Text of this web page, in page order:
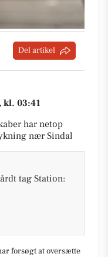
Del artikel
kl. 03:41
har netop
nær Sindal
tag Station:
forsøgt at oversætte